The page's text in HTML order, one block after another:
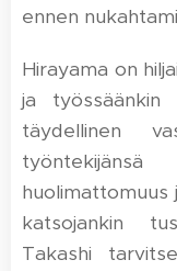
ennen
Hirayama on
ja työssäänkin
täydellinen
katsojankin
Takashi